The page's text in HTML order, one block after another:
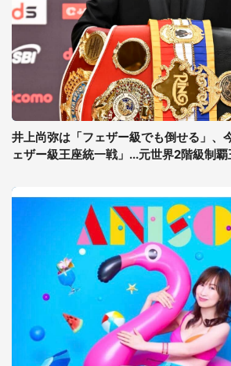
井上尚弥は「フェザー級でも倒せる」、
ェザー級王座統一戦」...元世界2階級制